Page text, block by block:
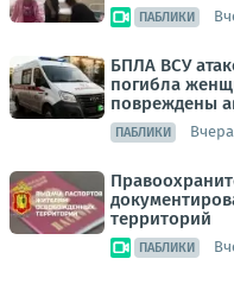
ПАБЛИКИ
БПЛА ВСУ
погибла
повреждены
ПАБЛИКИ
территорий
ПАБЛИКИ